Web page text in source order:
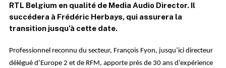
RTL Belgium en qualité de Media Audio Director. Il
succédera à Frédéric Herbays, qui assurera la
transition jusqu’à cette date.
Professionnel reconnu du secteur, François Fyon, jusqu’ici directeur
délégué d’Europe 2 et de RFM, apporte près de 30 ans d’expérience